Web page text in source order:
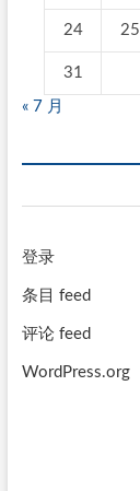
24 25
31
« 7 月
登录
条目 feed
评论 feed
WordPress.org